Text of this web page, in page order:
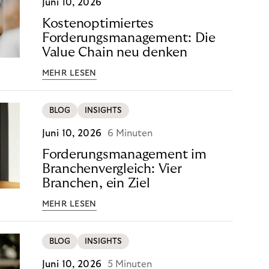
Juni 10, 2026
Kostenoptimiertes
Forderungsmanagement: Die
Value Chain neu denken
MEHR LESEN
BLOG INSIGHTS
Juni 10, 2026 6 Minuten
Forderungsmanagement im
Branchenvergleich: Vier
Branchen, ein Ziel
MEHR LESEN
BLOG INSIGHTS
Juni 10, 2026 5 Minuten